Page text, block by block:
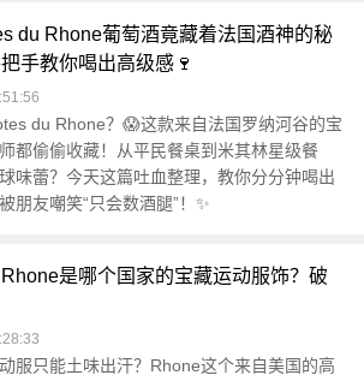
du Rhone葡萄酒竟藏着法国酒神的秘
手教你喝出高级感🍷
du Rhone？😱这款来自法国罗纳河谷的宝
都偷偷收藏！从平民餐桌到米其林星级餐
味蕾？今天这篇吐血整理，教你分分钟喝出
朋友嘲笑“只会数酒腿”！✨
是哪个国家的宝藏运动服饰？破
服只能土味出汗？Rhone这个来自美国的高